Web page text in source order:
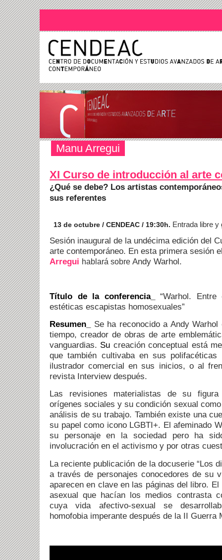
Manu Arregui
XI Curso de introducción al arte
¿Qué se debe? Los artistas
sus referentes
13 de octubre / CENDEAC / 19:30h. Entrada libre y
Sesión inaugural de la undécima edición del
arte contemporáneo. En esta primera sesión
Arregui hablará sobre Andy Warhol.
Título de la conferencia_“Warhol.
estéticas escapistas homosexuales”
Resumen_
Se ha reconocido a Andy
tiempo, creador de obras de arte
vanguardias. Su creación conceptual está
que también cultivaba en sus polifacéticas
ilustrador comercial en sus inicios, o al
revista Interview después.
Las revisiones materialistas de su
orígenes sociales y su condición sexual
análisis de su trabajo. También existe una
su papel como icono LGBTI+. El afeminado
su personaje en la sociedad pero ha
involucración en el activismo y por otras
La reciente publicación de la docuserie “Los
a través de personajes conocedores de su
aparecen en clave en las páginas del libro.
asexual que hacían los medios contrasta
cuya vida afectivo-sexual se
homofobia imperante después de la II Guerra